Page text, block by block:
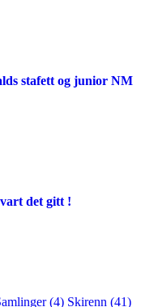
stafett og junior NM
det gitt !
(4) Skirenn (41)